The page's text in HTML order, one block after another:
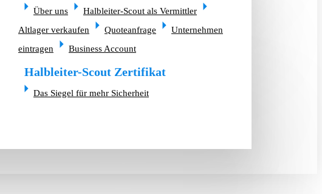
Über uns
Halbleiter-Scout als Vermittler
Altlager verkaufen
Quoteanfrage
Unternehmen
eintragen
Business Account
Halbleiter-Scout Zertifikat
Das Siegel für mehr Sicherheit